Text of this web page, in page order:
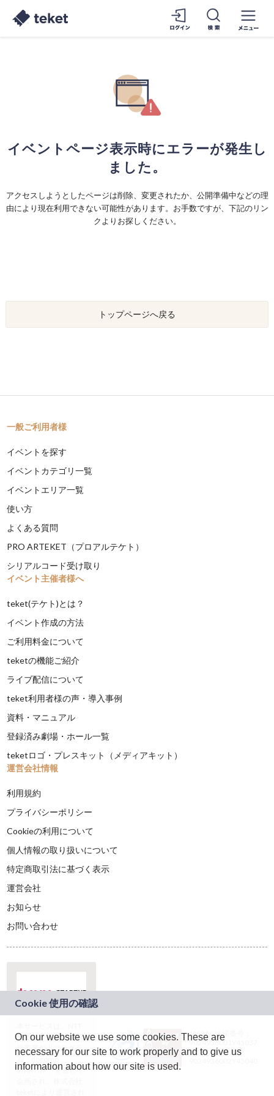
イベントページ表示時にエラーが発生し
ました。
アクセスしようとしたページは削除、変更されたか、公開準備中などの理
由により現在利用できない可能性があります。お手数ですが、下記のリン
クよりお探しください。
トップページへ戻る
一般ご利用者様
イベントを探す
イベントカテゴリ一覧
イベントエリア一覧
使い方
よくある質問
PRO ARTEKET（プロアルテケト）
シリアルコード受け取り
イベント主催者様へ
teket(テケト)とは？
イベント作成の方法
ご利用料金について
teketの機能ご紹介
ライブ配信について
teket利用者様の声・導入事例
資料・マニュアル
登録済み劇場・ホール一覧
teketロゴ・プレスキット（メディアキット）
運営会社情報
利用規約
プライバシーポリシー
Cookieの利用について
個人情報の取り扱いについて
特定商取引法に基づく表示
運営会社
お知らせ
お問い合わせ
ドコモグループの新
規事業創出プログラ
ム「docomo
STARTUP」を通じて
JASRAC許諾番号：
9024936001Y45037
JASRAC許諾番号：
On our website we use some cookies. These are
necessary for our site to work properly and to give us
information about how our site is used.